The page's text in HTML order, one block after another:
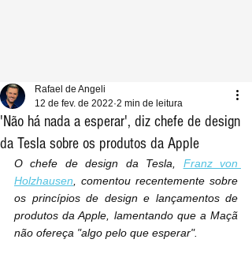
'Não há nada a esperar', diz chefe de design
da Tesla sobre os produtos da Apple
Rafael de Angeli
12 de fev. de 2022 2 min de leitura
O chefe de design da Tesla, Franz von
Holzhausen , comentou recentemente sobre
os princípios de design e lançamentos de
produtos da Apple, lamentando que a Maçã
não ofereça "algo pelo que esperar".